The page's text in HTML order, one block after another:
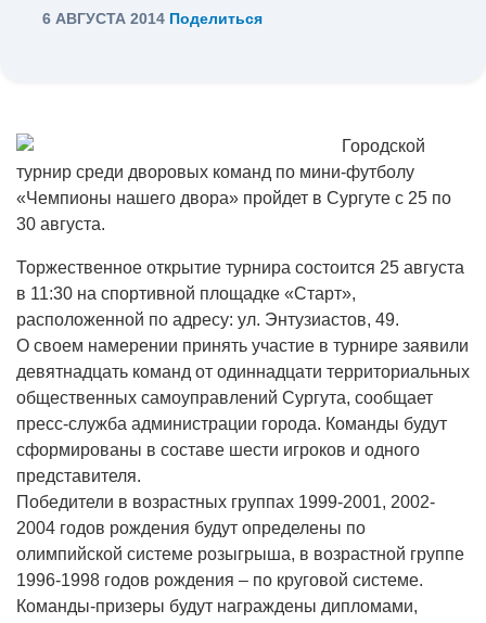
6 АВГУСТА 2014 Поделиться
Городской
турнир среди дворовых команд по мини-футболу
«Чемпионы нашего двора» пройдет в Сургуте с 25 по
30 августа.
Торжественное открытие турнира состоится 25 августа
в 11:30 на спортивной площадке «Старт»,
расположенной по адресу: ул. Энтузиастов, 49.
О своем намерении принять участие в турнире заявили
девятнадцать команд от одиннадцати территориальных
общественных самоуправлений Сургута, сообщает
пресс-служба администрации города. Команды будут
сформированы в составе шести игроков и одного
представителя.
Победители в возрастных группах 1999-2001, 2002-
2004 годов рождения будут определены по
олимпийской системе розыгрыша, в возрастной группе
1996-1998 годов рождения – по круговой системе.
Команды-призеры будут награждены дипломами,